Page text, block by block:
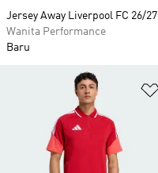
Jersey Away Liverpool FC 26/27
Wanita Performance
Baru